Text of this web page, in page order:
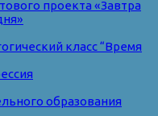
проекта «Завтра
класс “Время
образования